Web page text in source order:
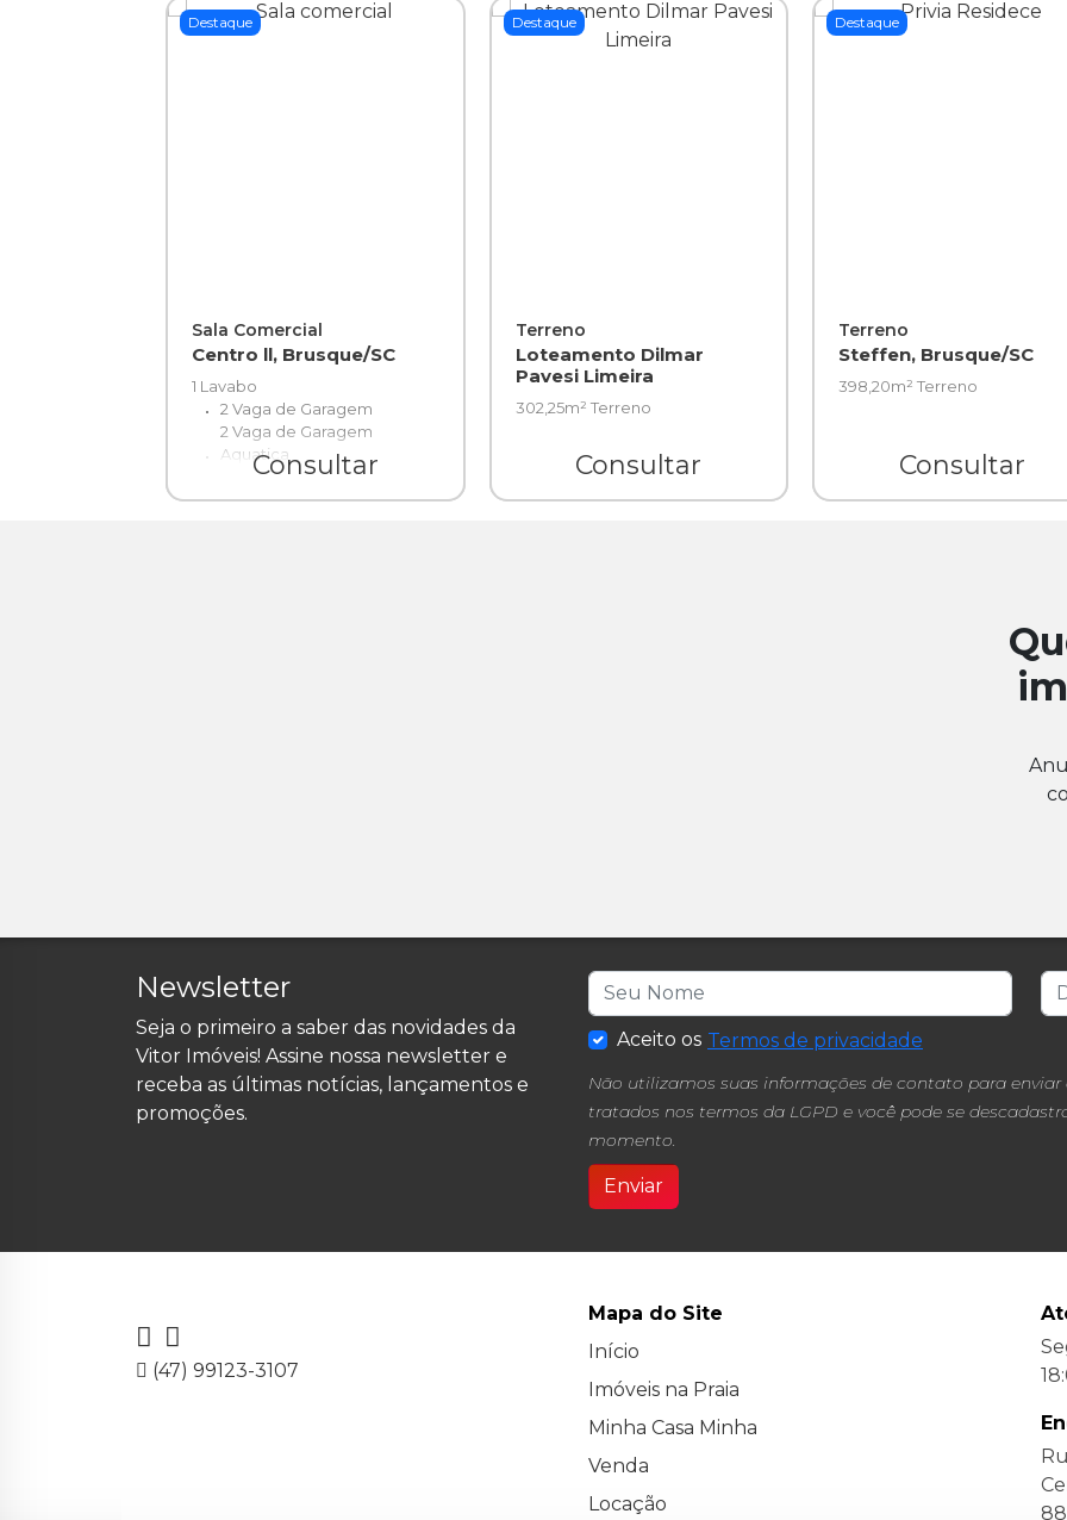
Destaque
Sala Comercial
Centro ll, Brusque/SC
1 Lavabo
2 Vaga de Garagem
2 Vaga de Garagem
Aquatica
1 ° Andar
Consultar
Destaque
Terreno
Loteamento Dilmar
Pavesi Limeira
302,25m² Terreno
Consultar
Destaque
Terreno
Steffen, Brusque/SC
398,20m² Terreno
Consultar
Newsletter
Seja o primeiro a saber das novidades da
Vitor Imóveis! Assine nossa newsletter e
receba as últimas notícias, lançamentos e
promoções.
Aceito os Termos de privacidade
Não utilizamos suas informações de contato para
tratados nos termos da LGPD e você pode se
momento.
Enviar
(47) 99123-3107
Mapa do Site
Início
Imóveis na Praia
Minha Casa Minha
Venda
Locação